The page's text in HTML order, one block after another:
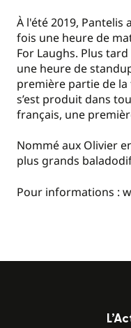
À l'été 2019,
fois une heure de
For Laughs. Plus tard
une heure de
première partie de
s’est produit dans
français, une
Nommé aux Olivier
plus grands
Pour informations :